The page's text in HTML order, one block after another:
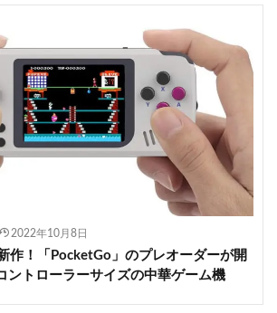
2022年10月8日
作！「PocketGo」のプレオーダーが開
ントローラーサイズの中華ゲーム機